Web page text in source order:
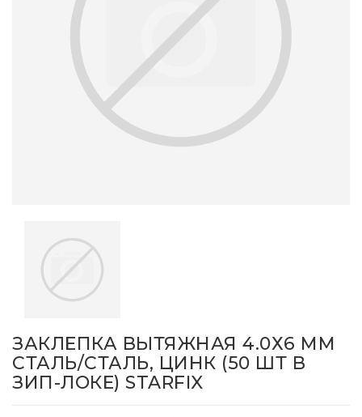
ЗАКЛЕПКА ВЫТЯЖНАЯ 4.0Х6 ММ
СТАЛЬ/СТАЛЬ, ЦИНК (50 ШТ В
ЗИП-ЛОКЕ) STARFIX